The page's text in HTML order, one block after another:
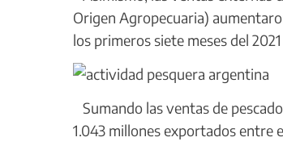
Origen Agropecuaria)
los primeros siete meses del
Sumando las ventas de
1.043 millones exportados entre